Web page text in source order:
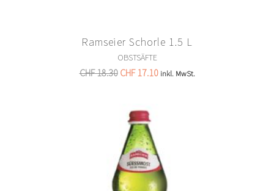
Ramseier Schorle 1.5 L
OBSTSÄFTE
CHF18.30 CHF17.10 inkl. MwSt.